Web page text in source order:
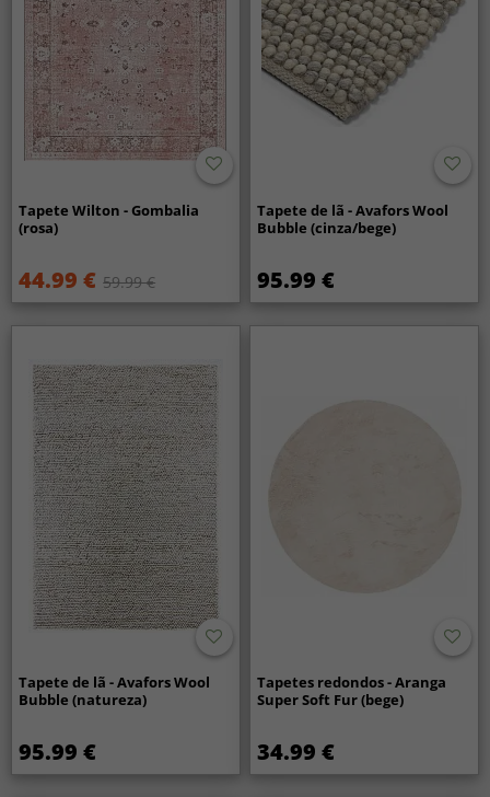
Tapete Wilton - Gombalia
(rosa)
44.99 € 59.99 €
Tapete de lã - Avafors Wool
Bubble (cinza/bege)
95.99 €
Tapete de lã - Avafors Wool
Bubble (natureza)
95.99 €
Tapetes redondos - Aranga
Super Soft Fur (bege)
34.99 €